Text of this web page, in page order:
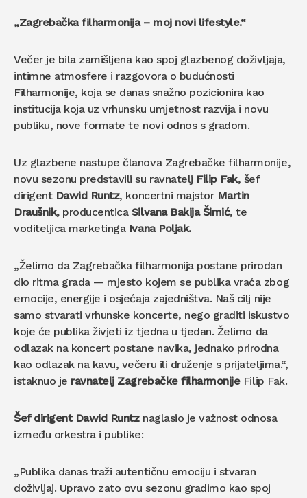
„Zagrebačka filharmonija – moj novi lifestyle.“
Večer je bila zamišljena kao spoj glazbenog doživljaja,
intimne atmosfere i razgovora o budućnosti
Filharmonije, koja se danas snažno pozicionira kao
institucija koja uz vrhunsku umjetnost razvija i novu
publiku, nove formate te novi odnos s gradom.
Uz glazbene nastupe članova Zagrebačke filharmonije,
novu sezonu predstavili su ravnatelj Filip Fak, šef
dirigent Dawid Runtz, koncertni majstor Martin
Draušnik,producentica Silvana Bakija Šimić, te
voditeljica marketinga Ivana Poljak.
„Želimo da Zagrebačka filharmonija postane prirodan
dio ritma grada — mjesto kojem se publika vraća zbog
emocije, energije i osjećaja zajedništva. Naš cilj nije
samo stvarati vrhunske koncerte, nego graditi iskustvo
koje će publika živjeti iz tjedna u tjedan. Želimo da
odlazak na koncert postane navika, jednako prirodna
kao odlazak na kavu, večeru ili druženje s prijateljima.“,
istaknuo je ravnatelj Zagrebačke filharmonijeFilip Fak.
Šef dirigent Dawid Runtznaglasio je važnost odnosa
između orkestra i publike:
„Publika danas traži autentičnu emociju i stvaran
doživljaj. Upravo zato ovu sezonu gradimo kao spoj